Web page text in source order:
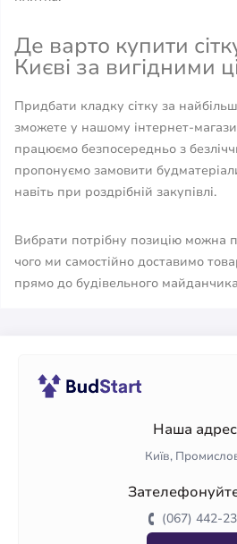
Де варто купити
Києві за вигідними
Придбати кладку сітку за
зможете у нашому інтернет-
працюємо безпосередньо з
пропонуємо замовити
навіть при роздрібній закупівлі.
Вибрати потрібну позицію можна
чого ми самостійно доставимо
прямо до будівельного
Наша
Київ,
(067) 442-